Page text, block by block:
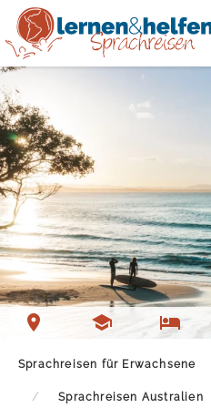
Sprachreisen für Erwachsene
Sprachreisen Australien